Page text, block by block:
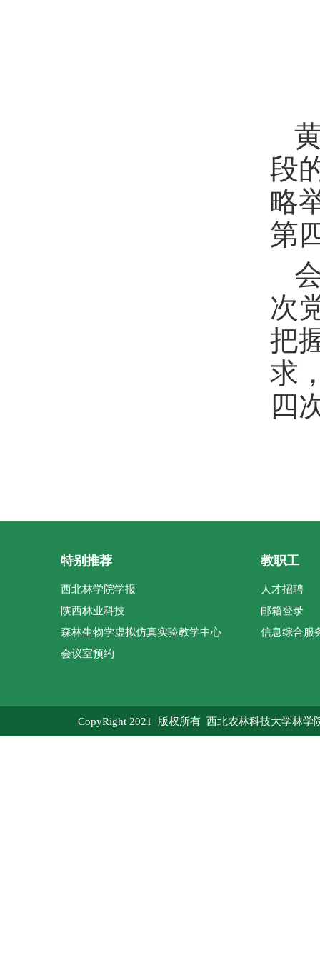
段
略
第
次
把
求
四
特别推荐
西北林学院学报
陕西林业科技
森林生物学虚拟仿真实验教学中心
会议室预约
教职工
人才招聘
邮箱登录
信息综合服
CopyRight 2021 版权所有 西北农林科技大学林